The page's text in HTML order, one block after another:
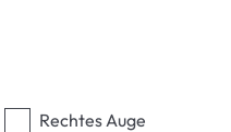
Rechtes Auge